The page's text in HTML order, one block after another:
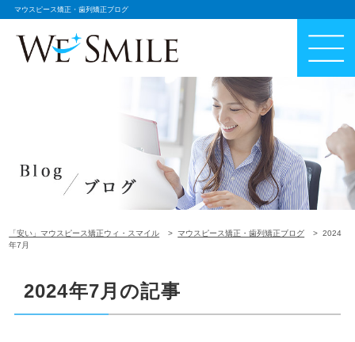
マウスピース矯正・歯列矯正ブログ
「安い」マウスピース矯正ウィ・スマイル マウスピース矯正・歯列矯正ブログ
2024
年7月
2024年7月の記事